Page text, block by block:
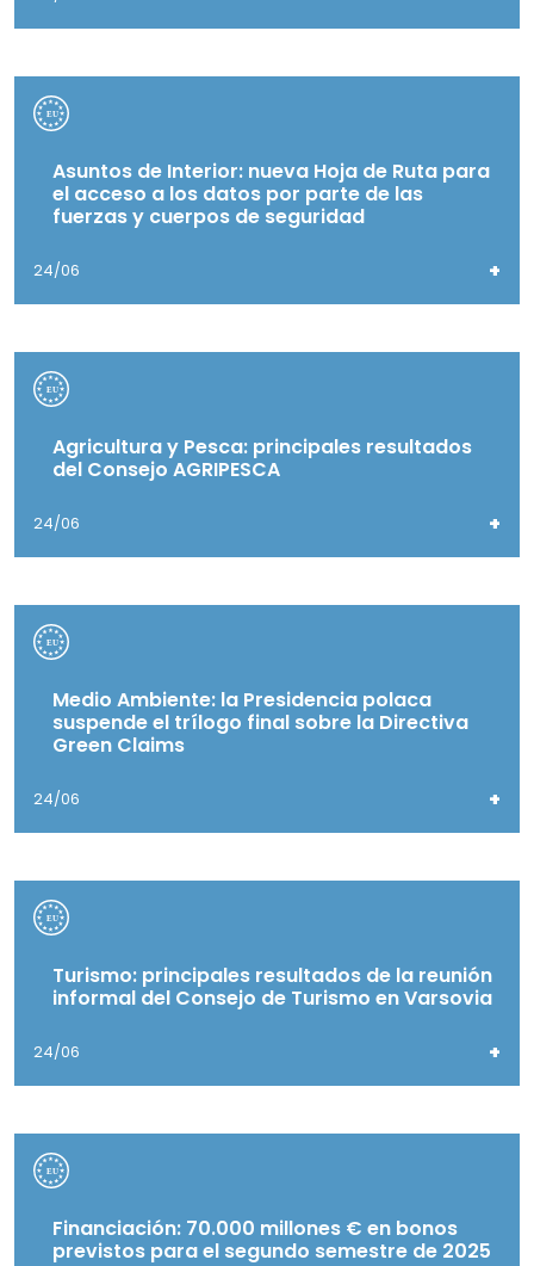
Asuntos de Interior: nueva Hoja de Ruta para
el acceso a los datos por parte de las
fuerzas y cuerpos de seguridad
24/06 +
Agricultura y Pesca: principales resultados
del Consejo AGRIPESCA
24/06 +
Medio Ambiente: la Presidencia polaca
suspende el trílogo final sobre la Directiva
Green Claims
24/06 +
Turismo: principales resultados de la reunión
informal del Consejo de Turismo en Varsovia
24/06 +
Financiación: 70.000 millones € en bonos
previstos para el segundo semestre de 2025